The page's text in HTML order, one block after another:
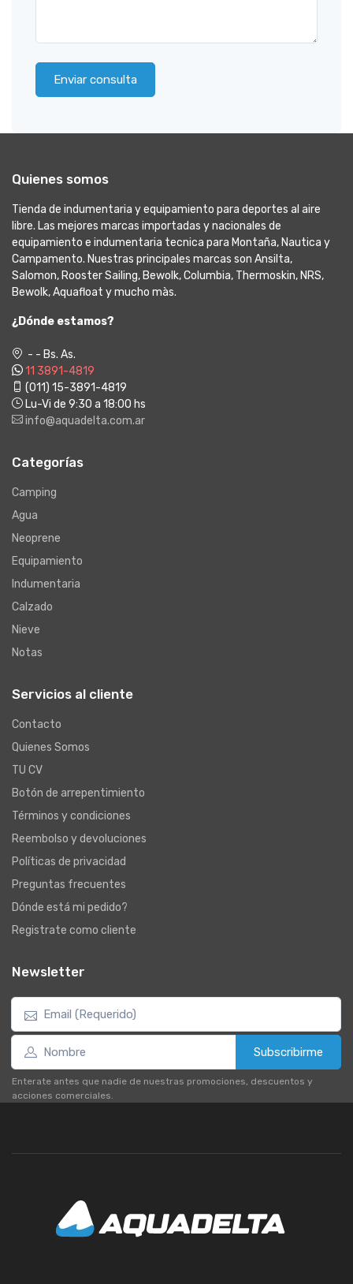
Enviar consulta
Quienes somos
Tienda de indumentaria y equipamiento para deportes al aire
libre. Las mejores marcas importadas y nacionales de
equipamiento e indumentaria tecnica para Montaña, Nautica y
Campamento. Nuestras principales marcas son Ansilta,
Salomon, Rooster Sailing, Bewolk, Columbia, Thermoskin, NRS,
Bewolk, Aquafloat y mucho màs.
¿Dónde estamos?
- - Bs. As.
11 3891-4819
(011) 15-3891-4819
Lu-Vi de 9:30 a 18:00 hs
info@aquadelta.com.ar
Categorías
Camping
Agua
Neoprene
Equipamiento
Indumentaria
Calzado
Nieve
Notas
Servicios al cliente
Contacto
Quienes Somos
TU CV
Botón de arrepentimiento
Términos y condiciones
Reembolso y devoluciones
Políticas de privacidad
Preguntas frecuentes
Dónde está mi pedido?
Registrate como cliente
Newsletter
Subscribirme
Enterate antes que nadie de nuestras promociones, descuentos y
acciones comerciales.